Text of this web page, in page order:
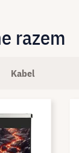
razem
Kabel